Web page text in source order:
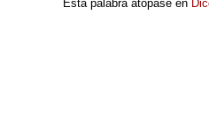
Esta palabra atópase en